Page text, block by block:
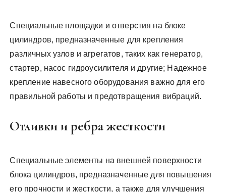
Специальные площадки и отверстия на блоке
цилиндров, предназначенные для крепления
различных узлов и агрегатов, таких как генератор,
стартер, насос гидроусилителя и другие; Надежное
крепление навесного оборудования важно для его
правильной работы и предотвращения вибраций.
Отливки и ребра жесткости
Специальные элементы на внешней поверхности
блока цилиндров, предназначенные для повышения
его прочности и жесткости, а также для улучшения